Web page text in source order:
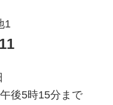
1
後5時15分まで